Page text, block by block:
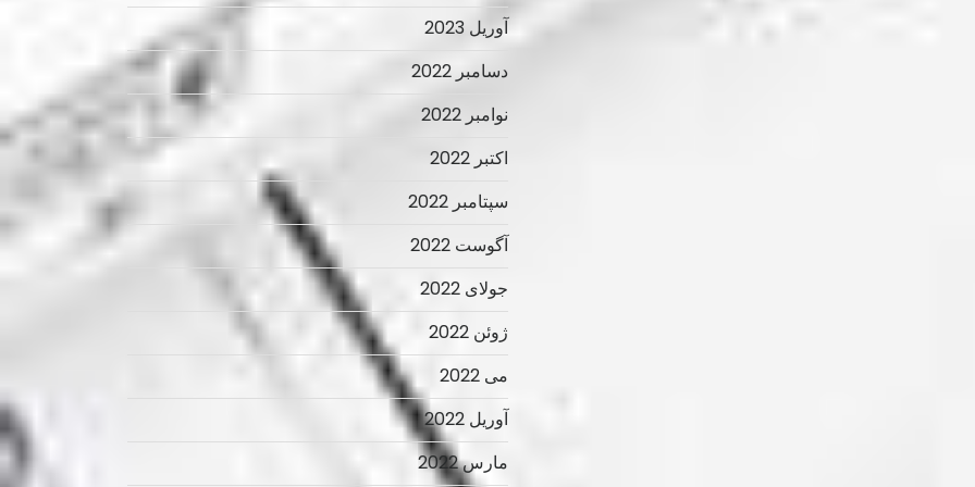
آوریل 2023
دسامبر 2022
نوامبر 2022
اکتبر 2022
سپتامبر 2022
آگوست 2022
جولای 2022
ژوئن 2022
می 2022
آوریل 2022
مارس 2022